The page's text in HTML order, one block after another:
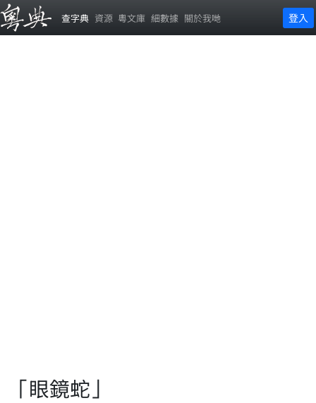
查字典 資源 粵文庫 細數據 關於我哋 登入
「眼鏡蛇」